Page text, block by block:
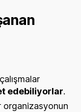
edebiliyorlar.
organizasyonun